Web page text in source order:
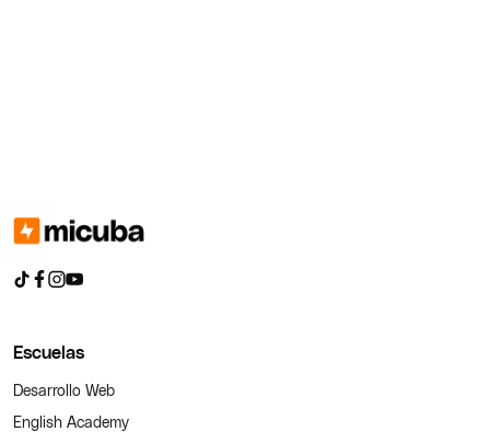
Escuelas
Desarrollo Web
English Academy